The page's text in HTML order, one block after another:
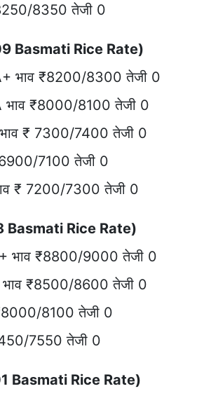
8350 तेजी 0
Basmati Rice Rate)
भाव ₹8200/8300 तेजी 0
भाव ₹8000/8100 तेजी 0
₹ 7300/7400 तेजी 0
7100 तेजी 0
₹ 7200/7300 तेजी 0
Basmati Rice Rate)
भाव ₹8800/9000 तेजी 0
भाव ₹8500/8600 तेजी 0
8100 तेजी 0
7550 तेजी 0
Basmati Rice Rate)